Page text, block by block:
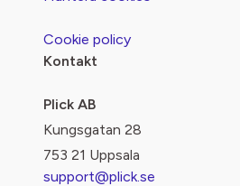
Cookie policy
Kontakt
Plick AB
Kungsgatan 28
753 21 Uppsala
support@plick.se